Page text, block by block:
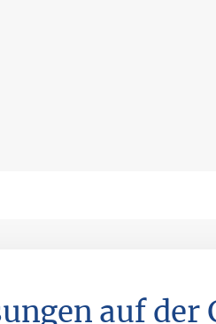
auf der